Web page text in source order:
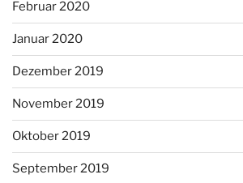
Februar 2020
Januar 2020
Dezember 2019
November 2019
Oktober 2019
September 2019